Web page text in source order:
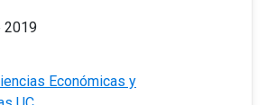
2019
Económicas y